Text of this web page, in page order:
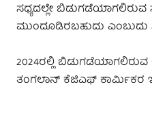
ಸಧ್ಯದಲ್ಲೇ
ಮುಂದೂಡಿರಬಹುದು
2024ರಲ್ಲಿ ಬಿಡುಗಡೆಯಾಗಲಿರುವ
ತಂಗಲಾನ್ ಕೆಜಿಎಫ್ ಕಾರ್ಮಿಕರ